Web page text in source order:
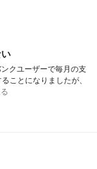
クユーザーで毎月の支
ことになりましたが、